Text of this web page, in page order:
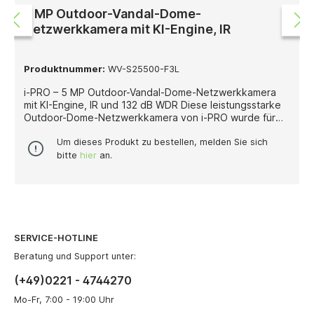
5 MP Outdoor-Vandal-Dome-
Netzwerkkamera mit KI-Engine, IR
Produktnummer: WV-S25500-F3L
i-PRO – 5 MP Outdoor-Vandal-Dome-Netzwerkkamera
mit KI-Engine, IR und 132 dB WDR Diese leistungsstarke
Outdoor-Dome-Netzwerkkamera von i-PRO wurde für
entwickelt, bei denen eine hohe Bildauflösung, robuste
Bauweise und integrierte KI-Funktionen entscheidend
flächige Überwachung von Eingängen, Fassaden,
Zufahrten oder Außenbereichen, in denen eine breite
Überwachung bei Nacht sorgt die integrierte
Infrarotbeleuchtung mit einer Reichweite von bis zu 35
Metern. In Kombination mit True Day/Night liefert die
Um dieses Produkt zu bestellen, melden Sie sich
bitte hier an.
SERVICE-HOTLINE
Beratung und Support unter:
(+49)0221 - 4744270
Mo-Fr, 7:00 - 19:00 Uhr